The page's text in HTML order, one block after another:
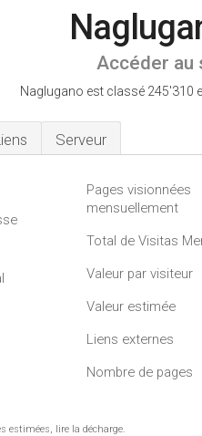
Accéder au
Naglugano est classé 245'310
Serveur
Pages visionnées
mensuellement
Total de Visitas
Valeur par visiteur
Valeur estimée
Liens externes
Nombre de pages
estimées, lire la décharge.